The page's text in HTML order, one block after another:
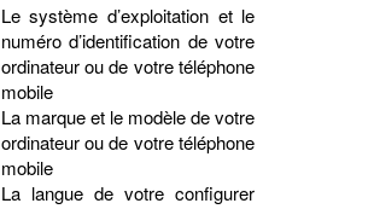
Le système d’exploitation et le
numéro d’identification de votre
ordinateur ou de votre téléphone
mobile
La marque et le modèle de votre
ordinateur ou de votre téléphone
mobile
La langue de votre configurer